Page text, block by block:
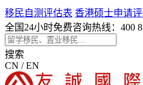
移民自测评估表 香港硕士申请
全国24小时免费咨询热线： 400
搜索
CN / EN